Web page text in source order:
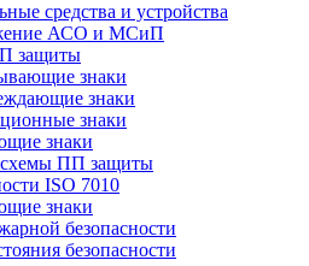
средства и устройства
АСО и МСиП
защиты
знаки
знаки
знаки
знаки
ПП защиты
ISO 7010
знаки
безопасности
безопасности